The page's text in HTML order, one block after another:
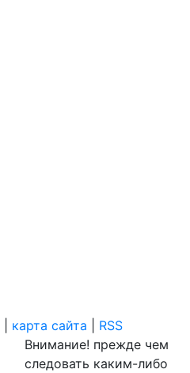
карта сайта
RSS
Внимание! прежде чем
следовать каким-либо